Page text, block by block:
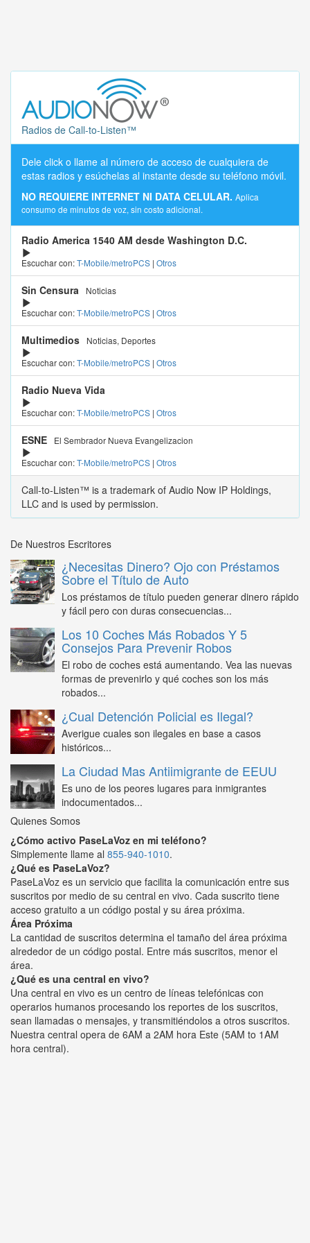
Radios de Call-to-Listen™
Dele click o llame al número de acceso de cualquiera de
estas radios y esúchelas al instante desde su teléfono móvil.
NO REQUIERE INTERNET NI DATA CELULAR. Aplica
consumo de minutos de voz, sin costo adicional.
Radio America 1540 AM desde Washington D.C.
Escuchar con:T-Mobile/metroPCS | Otros
Sin Censura
Noticias
Escuchar con:T-Mobile/metroPCS | Otros
Multimedios
Noticias, Deportes
Escuchar con:T-Mobile/metroPCS | Otros
Radio Nueva Vida
Escuchar con:T-Mobile/metroPCS | Otros
ESNE
El Sembrador Nueva Evangelizacion
Escuchar con:T-Mobile/metroPCS | Otros
Call-to-Listen™ is a trademark of Audio Now IP Holdings,
LLC and is used by permission.
De Nuestros Escritores
¿Necesitas Dinero? Ojo con Préstamos
Sobre el Título de Auto
Los préstamos de título pueden generar dinero rápido
y fácil pero con duras consecuencias...
Los 10 Coches Más Robados Y 5
Consejos Para Prevenir Robos
El robo de coches está aumentando. Vea las nuevas
formas de prevenirlo y qué coches son los más
robados...
¿Cual Detención Policial es Ilegal?
Averigue cuales son ilegales en base a casos
históricos...
La Ciudad Mas Antiimigrante de EEUU
Es uno de los peores lugares para inmigrantes
indocumentados...
Quienes Somos
¿Cómo activo PaseLaVoz en mi teléfono?
Simplemente llame al 855-940-1010.
¿Qué es PaseLaVoz?
PaseLaVoz es un servicio que facilita la comunicación entre sus
suscritos por medio de su central en vivo. Cada suscrito tiene
acceso gratuito a un código postal y su área próxima.
Área Próxima
La cantidad de suscritos determina el tamaño del área próxima
alrededor de un código postal. Entre más suscritos, menor el
área.
¿Qué es una central en vivo?
Una central en vivo es un centro de líneas telefónicas con
operarios humanos procesando los reportes de los suscritos,
sean llamadas o mensajes, y transmitiéndolos a otros suscritos.
Nuestra central opera de 6AM a 2AM hora Este (5AM to 1AM
hora central).